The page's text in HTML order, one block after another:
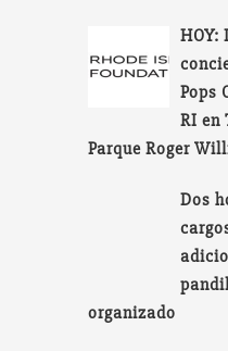
Pops
RI en
Parque Roger
Dos
organizado